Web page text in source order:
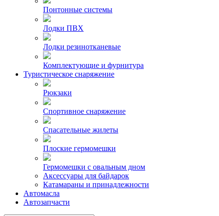
Понтонные системы
Лодки ПВХ
Лодки резинотканевые
Комплектующие и фурнитура
Туристическое снаряжение
Рюкзаки
Спортивное снаряжение
Спасательные жилеты
Плоские гермомешки
Гермомешки с овальным дном
Аксессуары для байдарок
Катамараны и принадлежности
Автомасла
Автозапчасти